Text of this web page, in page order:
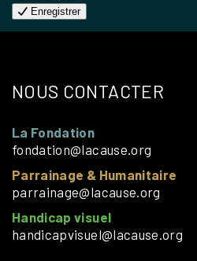
Enregistrer
NOUS CONTACTER
La Fondation
fondation@lacause.org
Parrainage & Humanitaire
parrainage@lacause.org
Handicap visuel
handicapvisuel@lacause.org